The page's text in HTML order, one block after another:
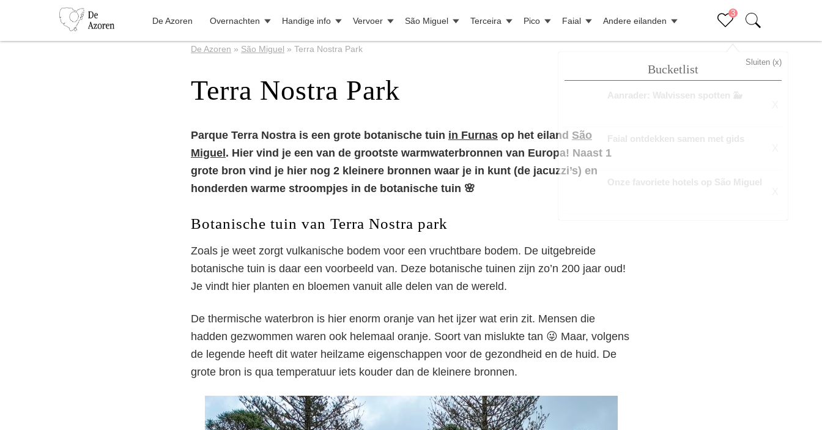
3
De Azoren Overnachten Handige info Vervoer São Miguel Terceira Pico Faial Andere eilanden
Bucketlist
Sluiten (x)
Aanrader: Walvissen spotten 🐳
Faial ontdekken samen met gids
Onze favoriete hotels op São Miguel
De Azoren » São Miguel » Terra Nostra Park
Terra Nostra Park
Parque Terra Nostra is een grote botanische tuin in Furnas op het eiland São
Miguel . Hier vind je een van de grootste warmwaterbronnen van Europa! Naast 1
grote bron vind je hier nog 2 kleinere bronnen waar je in kunt (de jacuzzi’s) en
honderden warme stroompjes in de botanische tuin 🌸
Botanische tuin van Terra Nostra park
Zoals je weet zorgt vulkanische bodem voor een vruchtbare bodem. De uitgebreide
botanische tuin is daar een voorbeeld van. Deze botanische tuinen zijn zo’n 200 jaar oud!
Je vindt hier planten en bloemen vanuit alle delen van de wereld.
De thermische waterbron is hier enorm oranje van het ijzer wat erin zit. Mensen die
hadden gezwommen waren ook helemaal oranje. Soort van mislukte tan 😜 Maar, volgens
de legende heeft dit water heilzame eigenschappen voor de gezondheid en de huid. De
grote bron is qua temperatuur iets kouder dan de kleinere bronnen.